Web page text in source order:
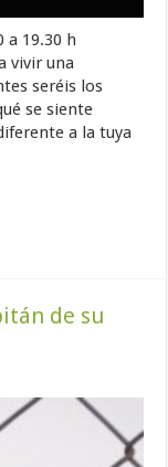
a 19.30 h
vivir una
seréis los
se siente
a la tuya
de su